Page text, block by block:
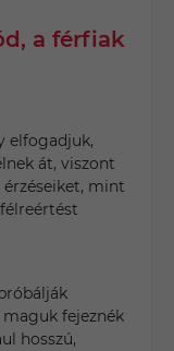
a férfiak
elfogadjuk,
át, viszont
mint
fejeznék
hosszú,